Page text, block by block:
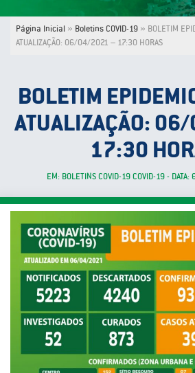
Página Inicial » Boletins COVID-19 » BOLETIM
ATUALIZAÇÃO: 06/04/2021 – 17:30 HORAS
BOLETIM
ATUALIZAÇÃO:
17:30
EM: BOLETINS COVID-19 COVID-19 -